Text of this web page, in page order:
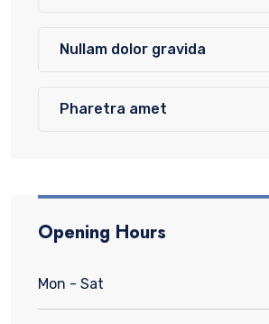
Nullam dolor gravida
Pharetra amet
Opening Hours
Mon - Sat